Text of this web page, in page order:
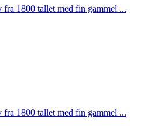
fra 1800 tallet med fin gammel ...
fra 1800 tallet med fin gammel ...